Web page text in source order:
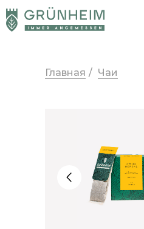
Главная / Чаи